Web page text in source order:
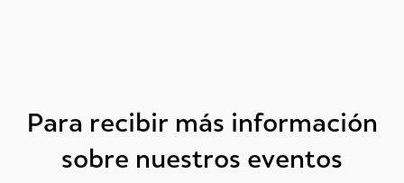
Para recibir más información
sobre nuestros eventos